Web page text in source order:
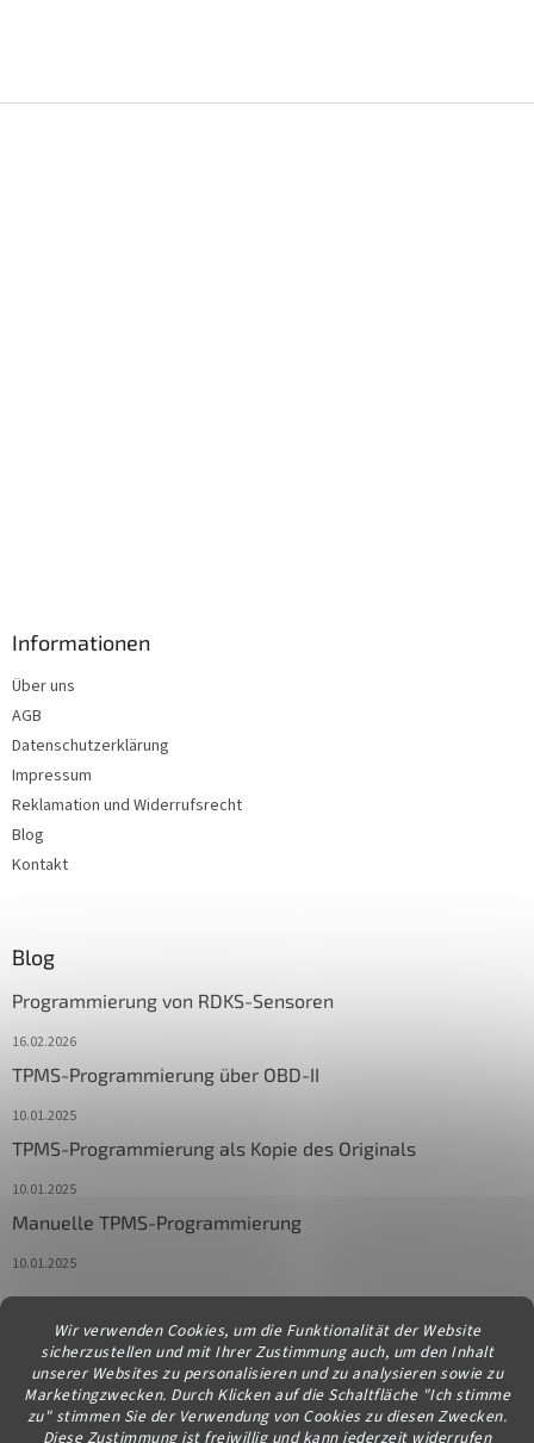
Wir verwenden Cookies, um die Funktionalität der Website
sicherzustellen und mit Ihrer Zustimmung auch, um den Inhalt
unserer Websites zu personalisieren und zu analysieren sowie zu
Marketingzwecken. Durch Klicken auf die Schaltfläche "Ich stimme
zu" stimmen Sie der Verwendung von Cookies zu diesen Zwecken.
Diese Zustimmung ist freiwillig und kann jederzeit widerrufen
Informationen
Über uns
AGB
Datenschutzerklärung
Impressum
Reklamation und Widerrufsrecht
Blog
Kontakt
Blog
Programmierung von RDKS-Sensoren
16.02.2026
TPMS-Programmierung über OBD-II
10.01.2025
TPMS-Programmierung als Kopie des Originals
10.01.2025
Manuelle TPMS-Programmierung
10.01.2025
Kontakt
info@diagstore.at